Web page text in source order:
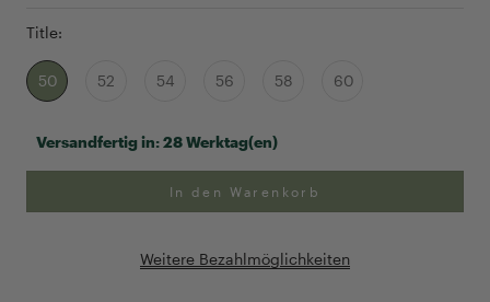
Title:
50 52 54 56 58 60
Versandfertig in:28 Werktag(en)
In den Warenkorb
Weitere Bezahlmöglichkeiten